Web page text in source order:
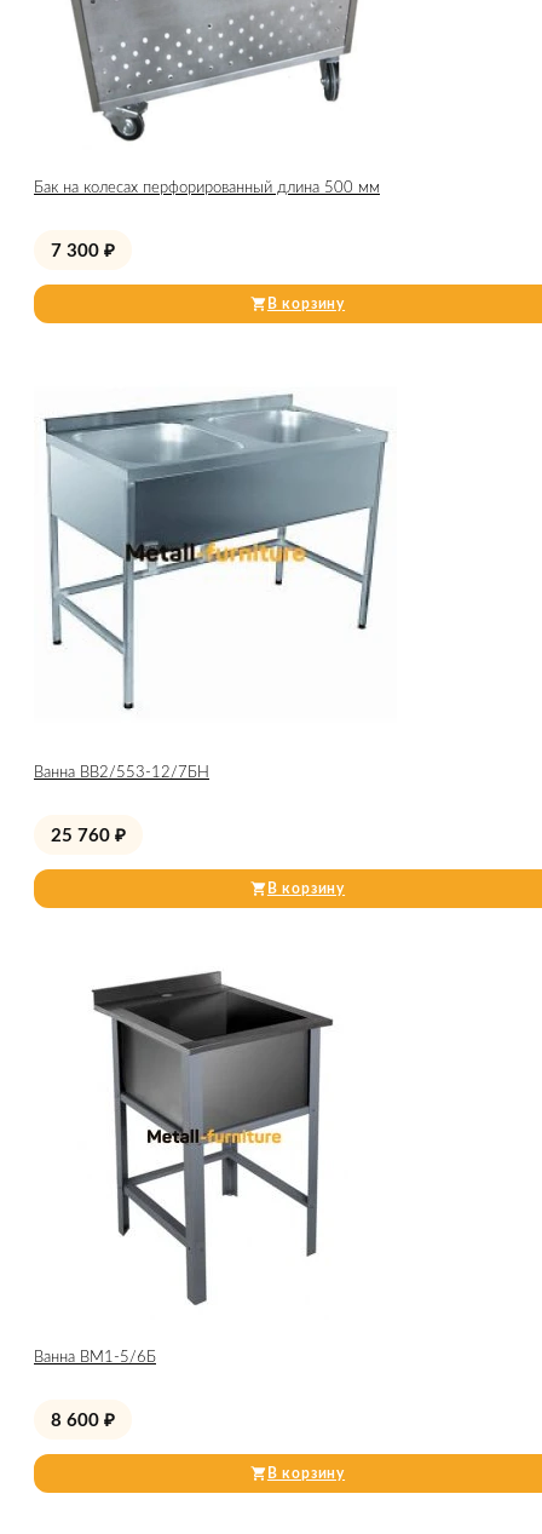
Бак на колесах перфорированный длина 500 мм
7 300 ₽
В корзину
Ванна ВВ2/553-12/7БН
25 760 ₽
В корзину
Ванна ВМ1-5/6Б
8 600 ₽
В корзину